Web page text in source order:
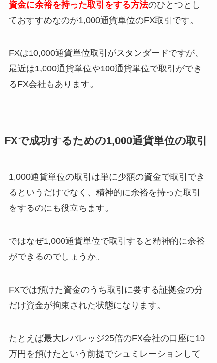
資金に余裕を持った取引をする方法のひとつとし
ておすすめなのが1,000通貨単位のFX取引です。
FXは10,000通貨単位取引がスタンダードですが、
最近は1,000通貨単位や100通貨単位で取引ができ
るFX会社もあります。
FXで成功するための1,000通貨単位の取引
1,000通貨単位の取引は単に少額の資金で取引でき
るというだけでなく、精神的に余裕を持った取引
をするのにも役立ちます。
ではなぜ1,000通貨単位で取引すると精神的に余裕
ができるのでしょうか。
FXでは預けた資金のうち取引に要する証拠金の分
だけ資金が拘束された状態になります。
たとえば最大レバレッジ25倍のFX会社の口座に10
万円を預けたという前提でシュミレーションして